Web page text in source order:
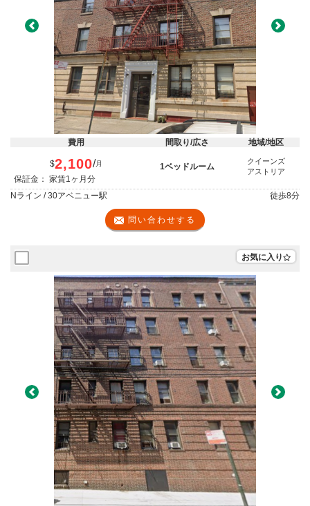
Previous Next
費用 間取り/広さ 地域/地区
$2,100/月
保証金： 家賃1ヶ月分
1ベッドルーム
クイーンズ
アストリア
Nライン / 30アベニュー駅 徒歩8分
問い合わせする
お気に入り
Previous Next